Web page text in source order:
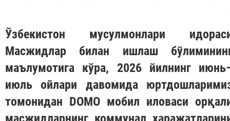
Ўзбекистон мусулмонлари
Масжидлар билан ишлаш
маълумотига кўра, 2026 йилнинг
июль ойлари давомида
томонидан DOMO мобил иловаси